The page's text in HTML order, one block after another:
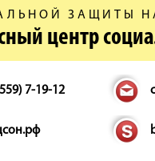
ЗАЩИТЫ
центр
7-19-12